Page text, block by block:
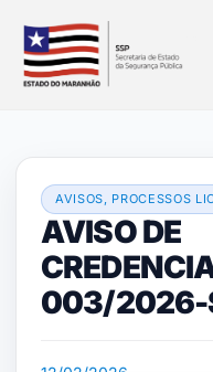
AVISOS, PROCESSOS
AVISO DE
003/2026-